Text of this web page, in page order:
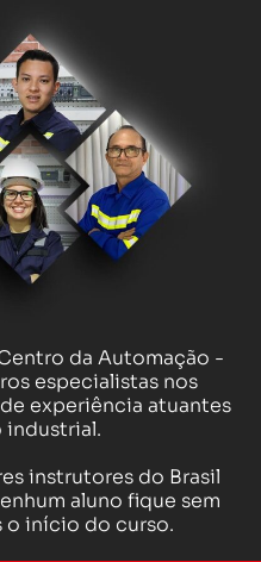
da Automação -
especialistas nos
experiência atuantes
industrial.
instrutores do Brasil
aluno fique sem
início do curso.